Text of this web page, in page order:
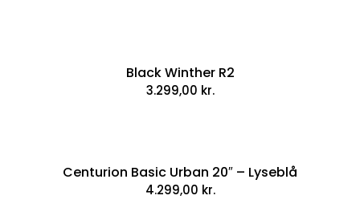
Black Winther R2
3.299,00 kr.
Centurion Basic Urban 20″ – Lyseblå
4.299,00 kr.